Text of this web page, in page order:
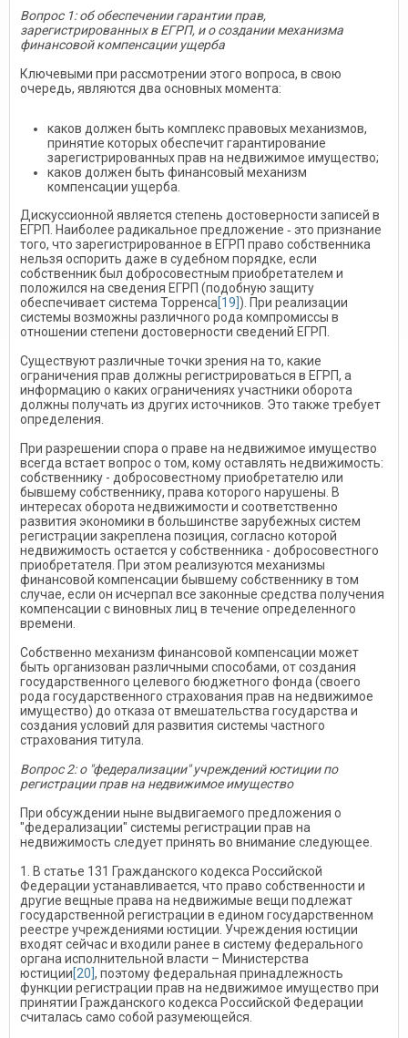
Вопрос 1: об обеспечении гарантии прав,
зарегистрированных в ЕГРП, и о создании механизма
финансовой компенсации ущерба
Ключевыми при рассмотрении этого вопроса, в свою
очередь, являются два основных момента:
каков должен быть комплекс правовых механизмов,
принятие которых обеспечит гарантирование
зарегистрированных прав на недвижимое имущество;
каков должен быть финансовый механизм
компенсации ущерба.
Дискуссионной является степень достоверности записей в
ЕГРП. Наиболее радикальное предложение ‑ это признание
того, что зарегистрированное в ЕГРП право собственника
нельзя оспорить даже в судебном порядке, если
собственник был добросовестным приобретателем и
положился на сведения ЕГРП (подобную защиту
обеспечивает система Торренса[19] ). При реализации
системы возможны различного рода компромиссы в
отношении степени достоверности сведений ЕГРП.
Существуют различные точки зрения на то, какие
ограничения прав должны регистрироваться в ЕГРП, а
информацию о каких ограничениях участники оборота
должны получать из других источников. Это также требует
определения.
При разрешении спора о праве на недвижимое имущество
всегда встает вопрос о том, кому оставлять недвижимость:
собственнику - добросовестному приобретателю или
бывшему собственнику, права которого нарушены. В
интересах оборота недвижимости и соответственно
развития экономики в большинстве зарубежных систем
регистрации закреплена позиция, согласно которой
недвижимость остается у собственника - добросовестного
приобретателя. При этом реализуются механизмы
финансовой компенсации бывшему собственнику в том
случае, если он исчерпал все законные средства получения
компенсации с виновных лиц в течение определенного
времени.
Собственно механизм финансовой компенсации может
быть организован различными способами, от создания
государственного целевого бюджетного фонда (своего
рода государственного страхования прав на недвижимое
имущество) до отказа от вмешательства государства и
создания условий для развития системы частного
страхования титула.
Вопрос 2: о "федерализации" учреждений юстиции по
регистрации прав на недвижимое имущество
При обсуждении ныне выдвигаемого предложения о
"федерализации" системы регистрации прав на
недвижимость следует принять во внимание следующее.
1. В статье 131 Гражданского кодекса Российской
Федерации устанавливается, что право собственности и
другие вещные права на недвижимые вещи подлежат
государственной регистрации в едином государственном
реестре учреждениями юстиции. Учреждения юстиции
входят сейчас и входили ранее в систему федерального
органа исполнительной власти – Министерства
юстиции[20] , поэтому федеральная принадлежность
функции регистрации прав на недвижимое имущество при
принятии Гражданского кодекса Российской Федерации
считалась само собой разумеющейся.